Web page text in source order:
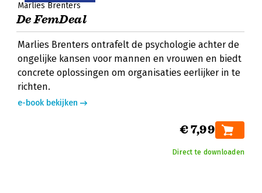
Marlies Brenters
De FemDeal
Marlies Brenters ontrafelt de psychologie achter de
ongelijke kansen voor mannen en vrouwen en biedt
concrete oplossingen om organisaties eerlijker in te
richten.
e-book bekijken
€ 7,99
Direct te downloaden